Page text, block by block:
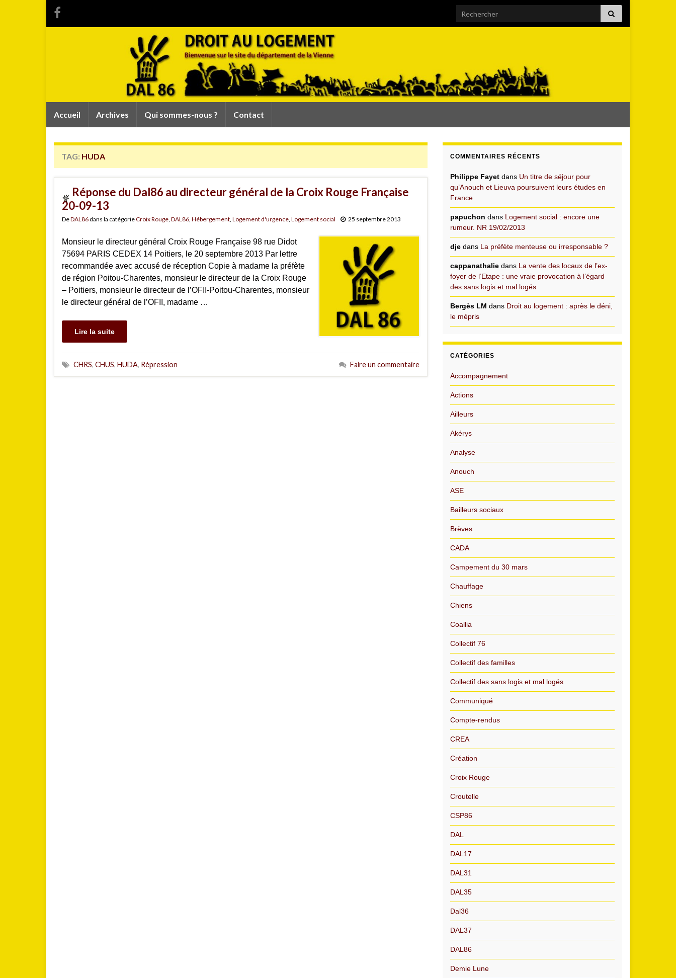
Search for:
Accueil Archives Qui sommes-nous ? Contact
TAG: HUDA
Réponse du Dal86 au directeur général de la Croix Rouge Française
20-09-13
DeDAL86 dans la catégorieCroix Rouge DAL86 Hébergement Logement d'urgence Logement social 25 septembre 2013
Monsieur le directeur général Croix Rouge Française 98 rue Didot
75694 PARIS CEDEX 14 Poitiers, le 20 septembre 2013 Par lettre
recommandée avec accusé de réception Copie à madame la préfète
de région Poitou-Charentes, monsieur le directeur de la Croix Rouge
– Poitiers, monsieur le directeur de l’OFII-Poitou-Charentes, monsieur
le directeur général de l’OFII, madame …
Lire la suite
CHRS, CHUS, HUDA, Répression Faire un commentaire
COMMENTAIRES RÉCENTS
Philippe Fayet dans Un titre de séjour pour
qu’Anouch et Lieuva poursuivent leurs études en
France
papuchon dans Logement social : encore une
rumeur. NR 19/02/2013
dje dans La préfète menteuse ou irresponsable ?
cappanathalie dans La vente des locaux de l’ex-
foyer de l’Etape : une vraie provocation à l’égard
des sans logis et mal logés
Bergès LM dans Droit au logement : après le déni,
le mépris
CATÉGORIES
Accompagnement
Actions
Ailleurs
Akérys
Analyse
Anouch
ASE
Bailleurs sociaux
Brèves
CADA
Campement du 30 mars
Chauffage
Chiens
Coallia
Collectif 76
Collectif des familles
Collectif des sans logis et mal logés
Communiqué
Compte-rendus
CREA
Création
Croix Rouge
Croutelle
CSP86
DAL
DAL17
DAL31
DAL35
Dal36
DAL37
DAL86
Demie Lune